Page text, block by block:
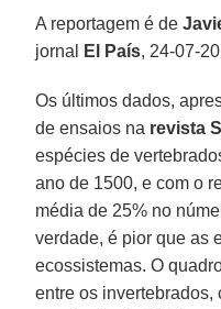
A reportagem é de
jornal
El País, 24-07-
Os últimos dados,
de ensaios na revista
espécies de
ano de 1500, e com o
média de 25% no
verdade, é pior que as
ecossistemas. O
entre os invertebrados,